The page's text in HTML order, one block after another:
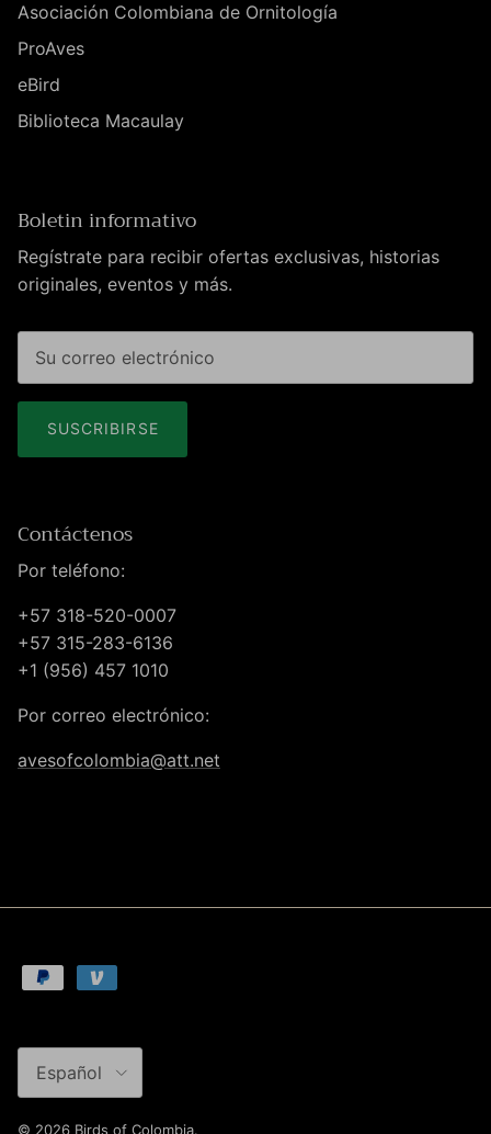
Asociación Colombiana de Ornitología
ProAves
eBird
Biblioteca Macaulay
Boletin informativo
Regístrate para recibir ofertas exclusivas, historias
originales, eventos y más.
SUSCRIBIRSE
Contáctenos
Por teléfono:
+57 318-520-0007
+57 315-283-6136
+1 (956) 457 1010
Por correo electrónico:
avesofcolombia@att.net
Español
© 2026 Birds of Colombia.